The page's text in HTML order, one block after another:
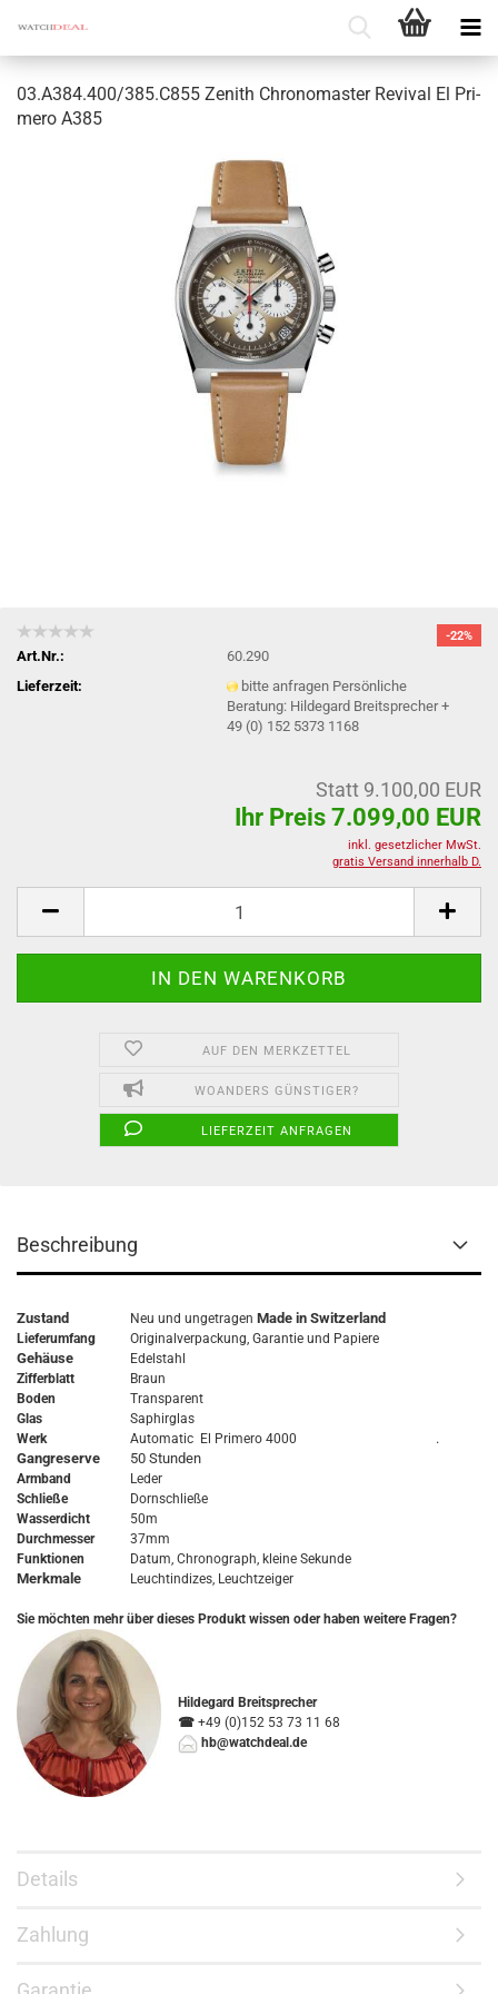
03.A384.400/385.C855 Ze­nith Chro­no­mas­ter Re­vi­val El Pri­
me­ro A385
-22%
Art.Nr.:
60.290
Lieferzeit:
bitte anfragen Persönliche
Beratung: Hildegard Breitsprecher +
49 (0) 152 5373 1168
Statt 9.100,00 EUR
Ihr Preis 7.099,00 EUR
inkl. gesetzlicher MwSt.
gratis Versand innerhalb D.
AUF DEN MERKZETTEL
WOANDERS GÜNSTIGER?
LIEFERZEIT ANFRAGEN
Beschreibung
Zustand Neu und ungetragen Made in Switzerland
Lieferumfang Originalverpackung, Garantie und Papiere
Gehäuse
Edelstahl
Zifferblatt
Braun
Boden
Transparent
Glas
Saphirglas
Werk
Automatic El Primero 4000
.
Gangreserve
50 Stunden
Armband
Leder
Schließe
Dornschließe
Wasserdicht
50m
Durchmesser
37mm
Funktionen
Datum, Chronograph, kleine Sekunde
Merkmale Leuchtindizes, Leuchtzeiger
Sie möchten mehr über dieses Produkt wissen oder haben weitere Fragen?
Hildegard Breitsprecher
☎ +49 (0)152 53 73 11 68
hb@watchdeal.de
Details
Zahlung